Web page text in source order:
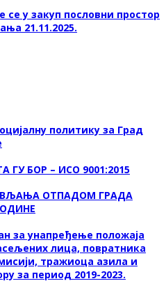
се у закуп пословни простор
21.11.2025.
политику за Град
БОР – ИСО 9001:2015
ОТПАДОМ ГРАДА
за унапређење положаја
лица, повратника
тражиоца азила и
за период 2019-2023.